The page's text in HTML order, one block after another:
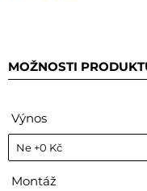
MOŽNOSTI
Výnos
Montáž